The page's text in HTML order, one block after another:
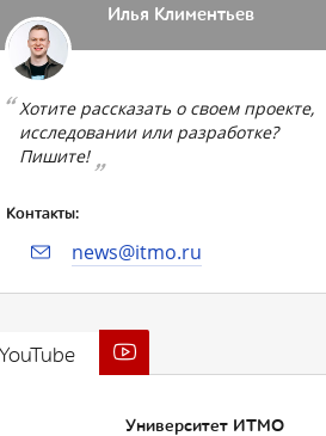
Илья Климентьев
Хотите рассказать о своем проекте,
исследовании или разработке?
Пишите!
Контакты:
news@itmo.ru
Университет ИТМО